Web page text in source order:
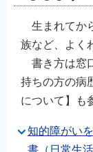
生まれてか
族など、よく
書き方は窓
持ちの方の病
について】も
知的障がい
書（日常生